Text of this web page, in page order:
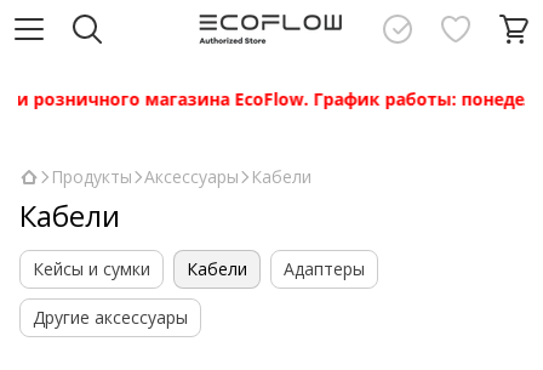
магазина EcoFlow. График работы:
Продукты Аксессуары Кабели
Кабели
Кейсы и сумки Кабели Адаптеры
Другие аксессуары